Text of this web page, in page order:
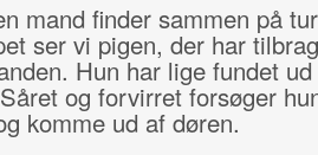
mand finder sammen på
ser vi pigen, der har
Hun har lige fundet
og forvirret forsøger
komme ud af døren.